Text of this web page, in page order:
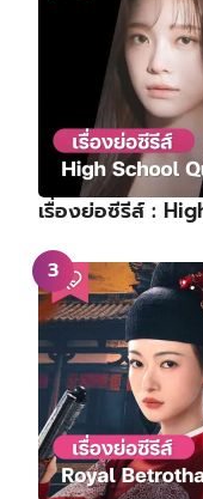
เรื่องย่อซีรีส์ :